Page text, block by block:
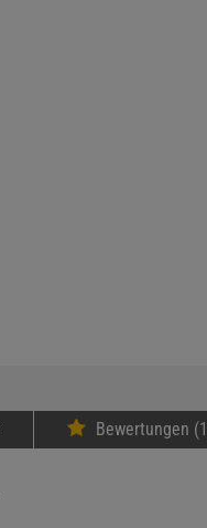
Bewertungen